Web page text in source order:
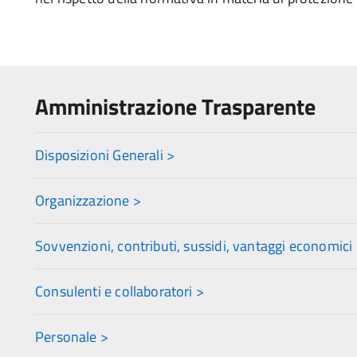
Amministrazione Trasparente
Disposizioni Generali >
Organizzazione >
Sovvenzioni, contributi, sussidi, vantaggi economici
Consulenti e collaboratori >
Personale >